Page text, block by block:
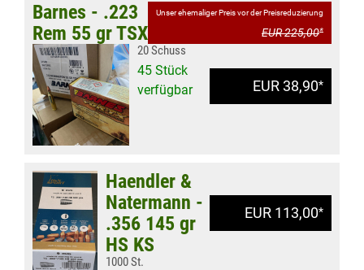
Unser ehemaliger Preis vor der Preisreduzierung
EUR 225,00*
EUR 38,90*
Barnes - .223
Rem 55 gr TSX
20 Schuss
45 Stück
verfügbar
EUR 113,00*
Haendler &
Natermann -
.356 145 gr
HS KS
1000 St.